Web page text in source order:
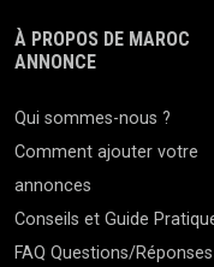
À PROPOS DE MAROC
ANNONCE
Qui sommes-nous ?
Comment ajouter votre
annonces
Conseils et Guide
FAQ Questions/Réponses